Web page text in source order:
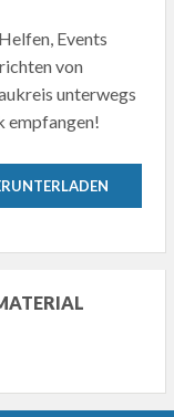
Events
von
unterwegs
empfangen!